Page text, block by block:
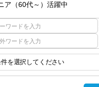
ア（60代～）活躍中